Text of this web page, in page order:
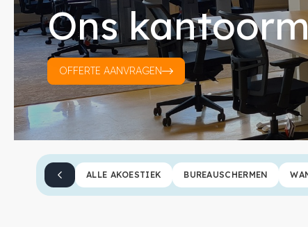
Ons
OFFERTE AANVRAGEN
ALLE AKOESTIEK BUREAUSCHERMEN